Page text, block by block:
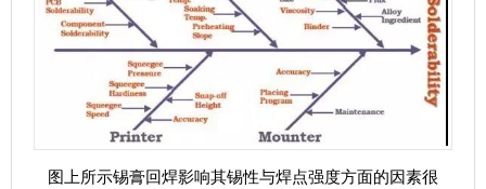
图上所示锡膏回焊影响其锡性与焊点强度方面的因素很